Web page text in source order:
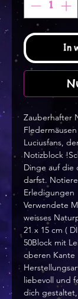
In
Zauberhafter
Luciusfans,
Notizblock
Dinge auf die
darfst.
Erledigungen
Verwendete
weisses
21 x 15 cm (
50Block mit
oberen Kante
liebevoll und
dich